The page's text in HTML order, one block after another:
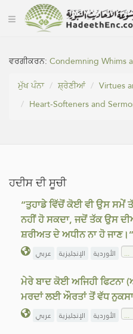
ਵਰਗੀਕਰਨ:Condemning Whims
ਮੁੱਖ ਪੰਨਾ
ਸ਼੍ਰੇਣੀਆਂ
Virtues
Heart-Softeners and
ਹਦੀਸ ਦੀ ਸੂਚੀ
“ਤੁਹਾਡੇ ਵਿੱਚੋਂ ਕੋਈ ਵੀ ਉਸ ਸਮੇਂ
ਨਹੀਂ ਹੋ ਸਕਦਾ, ਜਦੋਂ ਤੱਕ ਉਸ
ਸ਼ਰੀਅਤ ਦੇ ਅਧੀਨ ਨਾ ਹੋ ਜਾਣ।”
عربي الإنجليزية الأوردية
ਮੇਰੇ ਬਾਦ ਕੋਈ ਅਜਿਹੀ
ਮਰਦਾਂ ਲਈ ਔਰਤਾਂ ਤੋਂ ਵੱਧ
عربي الإنجليزية الأوردية